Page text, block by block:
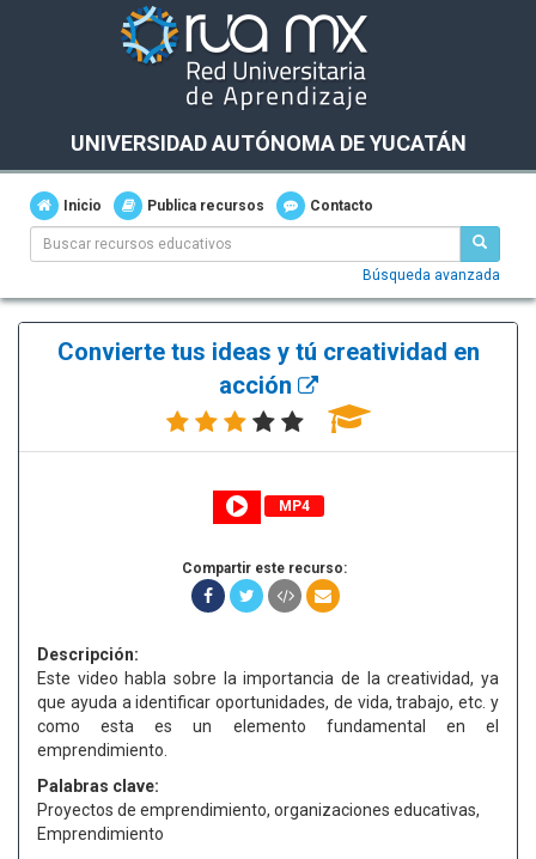
UNIVERSIDAD AUTÓNOMA DE YUCATÁN
Inicio Publica recursos Contacto
Búsqueda avanzada
Convierte tus ideas y tú creatividad en
acción
MP4
Compartir este recurso:
Descripción:
Este video habla sobre la importancia de la creatividad, ya
que ayuda a identificar oportunidades, de vida, trabajo, etc. y
como esta es un elemento fundamental en el
emprendimiento.
Palabras clave:
Proyectos de emprendimiento, organizaciones educativas,
Emprendimiento